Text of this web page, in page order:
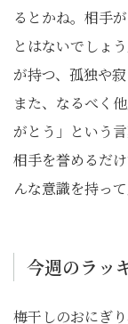
るとかね。相手
とはないでしょ
が持つ、孤独や
また、なるべく
がとう」という
相手を誉めるだ
んな意識を持っ
今週のラッ
梅干しのおにぎ